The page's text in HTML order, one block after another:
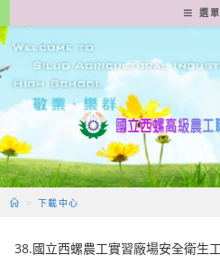
轉
至
要
容
選單
> 下載中心
38.國立西螺農工實習廠場安全衛生